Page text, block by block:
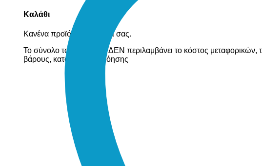
Καλάθι
Κανένα προϊόν στο καλάθι σας.
Το σύνολο του καλαθιού ΔΕΝ περιλαμβάνει το κόστος
βάρους, κατόπιν συνεννόησης